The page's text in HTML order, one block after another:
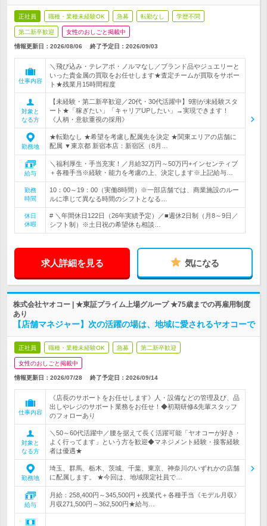
正社員 職種・業種未経験OK 急募 転勤なし 学歴不問
第二新卒歓迎 女性のおしごと掲載中
情報更新日：2026/08/06 終了予定日： 2026/09/03
仕事内容
＼飛び込み・テレアポ・ノルマなし／ブランド品やジュエリーと
いった貴金属の買取をお任せします★査定チームが買取をサポー
ト★残業月15時間程度
対象と
なる方
【未経験・第二新卒歓迎／20代・30代活躍中】9割が未経験スタ
ート★「稼ぎたい」「キャリアUPしたい」→実現できます！
《人柄・意欲重視の採用》
勤務地
★転勤なし ★希望を考慮し配属先を決定 ★関東エリアの店舗に
配属 ▼東京都 新宿本店：新宿区（8月…
給与
＼福利厚生・手当充実！／月給32万円～50万円+インセンティブ
＋各種手当※経験・能力を考慮の上、決定します※上記給与…
勤務
時間
10：00～19：00（実働8時間）※一部店舗では、商業施設のルー
ルに準じて異なる時間のシフトとなる…
休日
休暇
# ＼年間休日122日（26年実績予定）／■週休2日制（月8～9日／
シフト制）※土日祝の希望休も相談…
求人詳細を見る 気になる
株式会社ヤオコー | ★東証プライム上場グループ ★75歳までの再雇用制度
あり
【店舗マネジャー】次の活躍の場は、地域に愛されるヤオコーで
正社員 職種・業種未経験OK 急募 第二新卒歓迎
女性のおしごと掲載中
情報更新日：2026/07/28 終了予定日： 2026/09/14
仕事内容
《店長のサポートをお任せします》人・設備などの管理及び、品
出しやレジのサポート業務をお任せ！◆初期研修&先輩スタッフ
のフォローあり
対象と
なる方
＼50～60代活躍中／腰を据えて長く活躍可能「ヤオコーが好き・
よく行ってます」という方を歓迎◆マネジメント経験・接客経験
者は優遇★
勤務地
埼玉、群馬、栃木、茨城、千葉、東京、神奈川のいずれかの店舗
に配属します。 ★今回は、地域限定社員で…
給与
月給：258,400円～345,500円＋残業代＋各種手当《モデル月収》
月収271,500円～362,500円★給与…